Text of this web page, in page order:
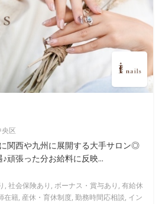
区
関西や九州に展開する大手サロン◎
頑張った分お給料に反映...
, 社会保険あり, ボーナス・賞与あり, 有給休
在籍, 産休・育休制度, 勤務時間応相談, イン